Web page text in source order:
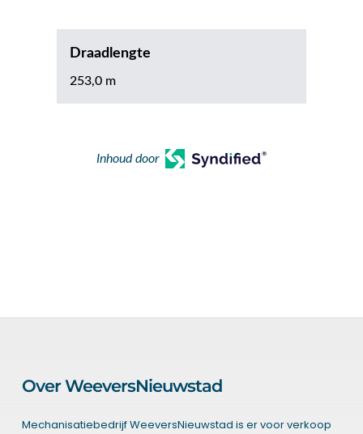
Draadlengte
253,0 m
Inhoud door
Over WeeversNieuwstad
Mechanisatiebedrijf WeeversNieuwstad is er voor verkoop